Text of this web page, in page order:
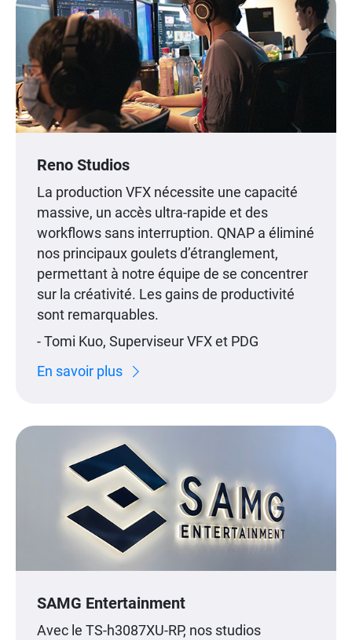
Reno Studios
La production VFX nécessite une capacité
massive, un accès ultra-rapide et des
workflows sans interruption. QNAP a éliminé
nos principaux goulets d’étranglement,
permettant à notre équipe de se concentrer
sur la créativité. Les gains de productivité
sont remarquables.
- Tomi Kuo, Superviseur VFX et PDG
En savoir plus
SAMG Entertainment
Avec le TS-h3087XU-RP, nos studios